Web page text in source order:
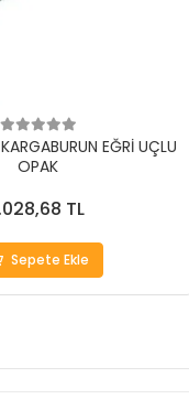
EĞRİ UÇLU
OPAK
TL
Sepete Ekle